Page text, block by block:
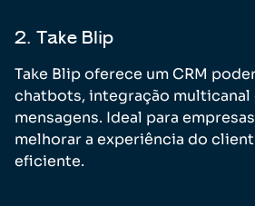
2. Take Blip
Take Blip oferece um CRM
chatbots, integração multicanal
mensagens. Ideal para
melhorar a experiência do
eficiente.